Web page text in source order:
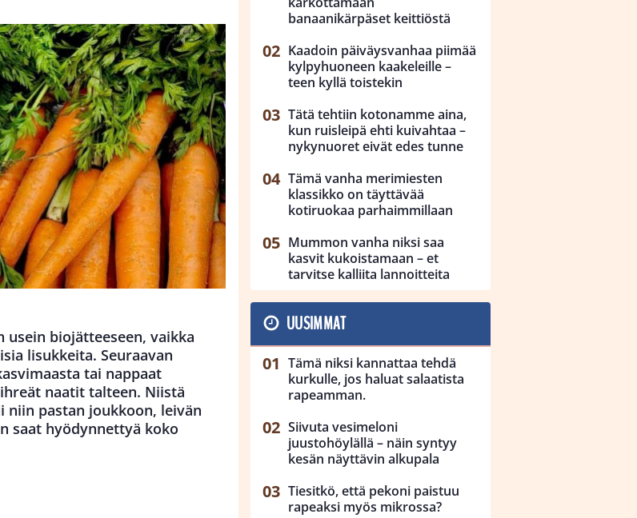
biojätteeseen, vaikka
lisukkeita. Seuraavan
tai nappaat
naatit talteen. Niistä
niin pastan joukkoon, leivän
saat hyödynnettyä koko
banaanikärpäset keittiöstä
Kaadoin päiväysvanhaa piimää
kylpyhuoneen kaakeleille –
teen kyllä toistekin
Tätä tehtiin kotonamme aina,
kun ruisleipä ehti kuivahtaa –
nykynuoret eivät edes tunne
Tämä vanha merimiesten
klassikko on täyttävää
kotiruokaa parhaimmillaan
Mummon vanha niksi saa
kasvit kukoistamaan – et
tarvitse kalliita lannoitteita
UUSIMMAT
Tämä niksi kannattaa tehdä
kurkulle, jos haluat salaatista
rapeamman.
Siivuta vesimeloni
juustohöylällä – näin syntyy
kesän näyttävin alkupala
Tiesitkö, että pekoni paistuu
rapeaksi myös mikrossa?